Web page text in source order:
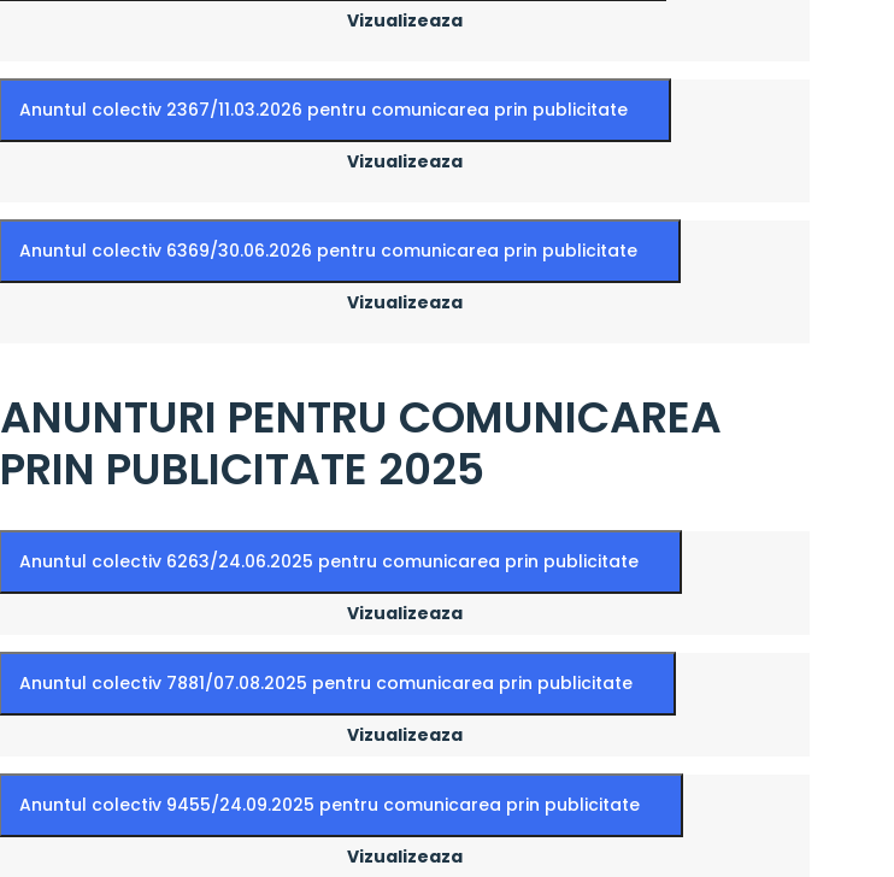
Vizualizeaza
Anuntul colectiv 2367/11.03.2026 pentru comunicarea prin publicitate
Vizualizeaza
Anuntul colectiv 6369/30.06.2026 pentru comunicarea prin publicitate
Vizualizeaza
ANUNTURI PENTRU COMUNICAREA
PRIN PUBLICITATE 2025
Anuntul colectiv 6263/24.06.2025 pentru comunicarea prin publicitate
Vizualizeaza
Anuntul colectiv 7881/07.08.2025 pentru comunicarea prin publicitate
Vizualizeaza
Anuntul colectiv 9455/24.09.2025 pentru comunicarea prin publicitate
Vizualizeaza